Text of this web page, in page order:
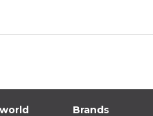
Brands